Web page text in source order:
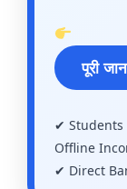
पूरी
✔ Students
Offline
✔ Direct